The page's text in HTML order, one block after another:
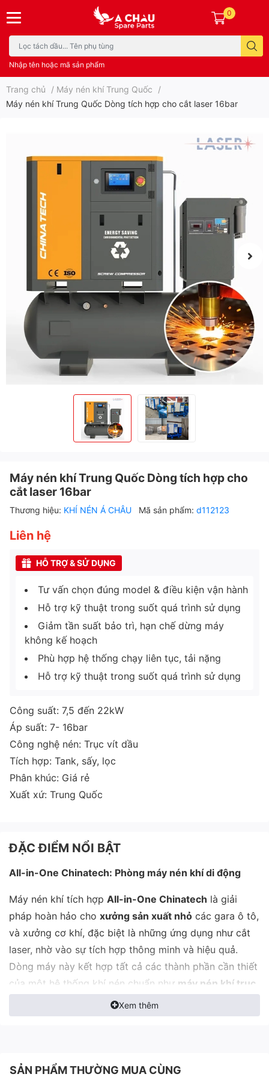
Nhập tên hoặc mã sản phẩm
0
Trang chủ / Máy nén khí Trung Quốc
/
Máy nén khí Trung Quốc Dòng tích hợp cho cắt laser 16bar
Máy nén khí Trung Quốc Dòng tích hợp cho
cắt laser 16bar
Thương hiệu: KHÍ NÉN Á CHÂU Mã sản phẩm: d112123
Liên hệ
HỖ TRỢ & SỬ DỤNG
Tư vấn chọn đúng model & điều kiện vận hành
Hỗ trợ kỹ thuật trong suốt quá trình sử dụng
Giảm tần suất bảo trì, hạn chế dừng máy
không kế hoạch
Phù hợp hệ thống chạy liên tục, tải nặng
Hỗ trợ kỹ thuật trong suốt quá trình sử dụng
Công suất: 7,5 đến 22kW
Áp suất: 7- 16bar
Công nghệ nén: Trục vít dầu
Tích hợp: Tank, sấy, lọc
Phân khúc: Giá rẻ
Xuất xứ: Trung Quốc
ĐẶC ĐIỂM NỔI BẬT
All-in-One Chinatech: Phòng máy nén khí di động
Máy nén khí tích hợp All-in-One Chinatech là giải
pháp hoàn hảo cho xưởng sản xuất nhỏ các gara ô tô,
và xưởng cơ khí, đặc biệt là những ứng dụng như cắt
laser, nhờ vào sự tích hợp thông minh và hiệu quả.
Dòng máy này kết hợp tất cả các thành phần cần thiết
của một hệ thống khí nén chuẩn như máy nén khí trục
vít, bình tích khí, máy sấy khí và bộ lọc khí
thiết bị duy nhất, giúp bạn tiết kiệm tối đa không gian
Lợi ích nổi bật của máy nén khí All-in-One
Xem thêm
SẢN PHẨM THƯỜNG MUA CÙNG